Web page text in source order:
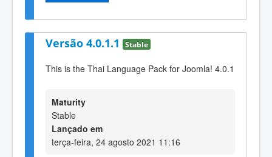
Versão 4.0.1.1 Stable
This is the Thai Language Pack for Joomla! 4.0.1
Maturity
Stable
Lançado em
terça-feira, 24 agosto 2021 11:16